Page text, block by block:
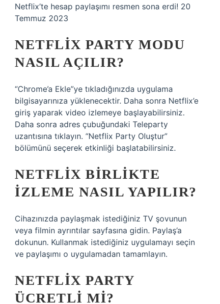
Netflix’te hesap paylaşımı resmen sona erdi! 20
Temmuz 2023
NETFLIX PARTY MODU
NASIL AÇILIR?
“Chrome’a ​​Ekle”ye tıkladığınızda uygulama
bilgisayarınıza yüklenecektir. Daha sonra Netflix’e
giriş yaparak video izlemeye başlayabilirsiniz.
Daha sonra adres çubuğundaki Teleparty
uzantısına tıklayın. “Netflix Party Oluştur”
bölümünü seçerek etkinliği başlatabilirsiniz.
NETFLIX BIRLIKTE
IZLEME NASIL YAPILIR?
Cihazınızda paylaşmak istediğiniz TV şovunun
veya filmin ayrıntılar sayfasına gidin. Paylaş’a
dokunun. Kullanmak istediğiniz uygulamayı seçin
ve paylaşımı o uygulamadan tamamlayın.
NETFLIX PARTY
ÜCRETLI MI?